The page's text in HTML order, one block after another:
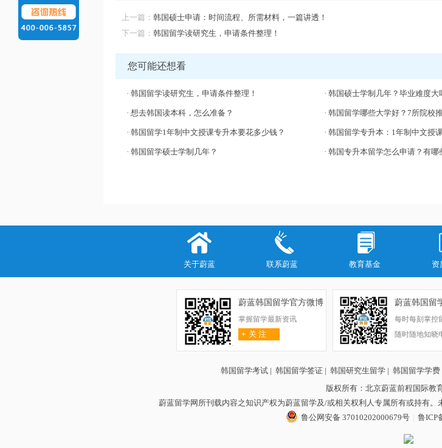
上一篇： 韩国硕士申请：时间流程、所需材料，一篇讲透！
下一篇： 韩国留学读研究生，申请条件整理！
您可能还想看
· 韩国留学读研究生，申请条件整理！ · 韩国硕士学制几年？毕业难度大
· 想去韩国读本科，怎么准备？ · 韩国留学哪些大学好？7所院校
· 韩国留学1年制中文授课专升本要花多少钱？ · 韩国留学专升本：1年制中文授课和2年制
· 韩国留学硕士学制几年？ · 韩国专升本留学怎么申请？有哪
关于蔚蓝 联系蔚蓝 教育基金 资
蔚蓝韩国留学官方微博
掌握留学最新资讯
+ 关 注
蔚蓝韩国留
每时每刻掌控
随时随地知晓
韩国留学考试 | 韩国留学签证 | 韩国研究生留学 | 韩国留学学费
版权所有：北京蔚蓝前程国际教
蔚蓝留学网所刊载内容之知识产权为蔚蓝留学及/或相关权利人专属所有或持有。
鲁公网安备 37010202000679号
鲁ICP